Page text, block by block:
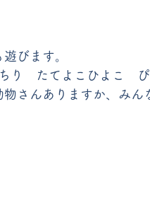
びます。
り　たてよこひよこ　
さんありますか、みん